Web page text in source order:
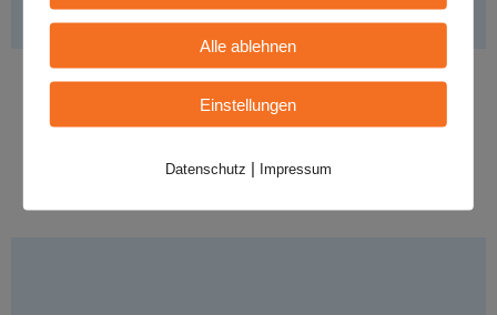
Wild im Wald
Alle ablehnen
Einstellungen
Datenschutz | Impressum